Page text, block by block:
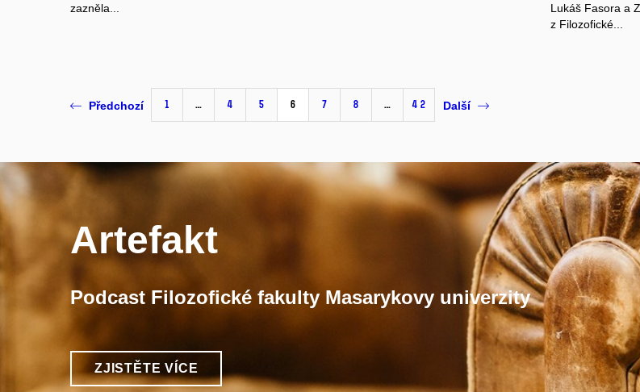
zazněla...
Lukáš Fasora a
z Filozofické...
Předchozí 1 … 4 5 6 7 8 … 42 Další
Artefakt
Podcast Filozofické fakulty Masarykovy univerzity
ZJISTĚTE VÍCE